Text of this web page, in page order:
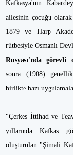
Kafkasya'nın
ailesinin çocuğu
1879 ve Harp
rütbesiyle Osmanlı
Rusyası'nda görevli
sonra (1908)
birlikte bazı
"Çerkes İttihad ve
yıllarında Kafkas
oluşturulan "Şimali